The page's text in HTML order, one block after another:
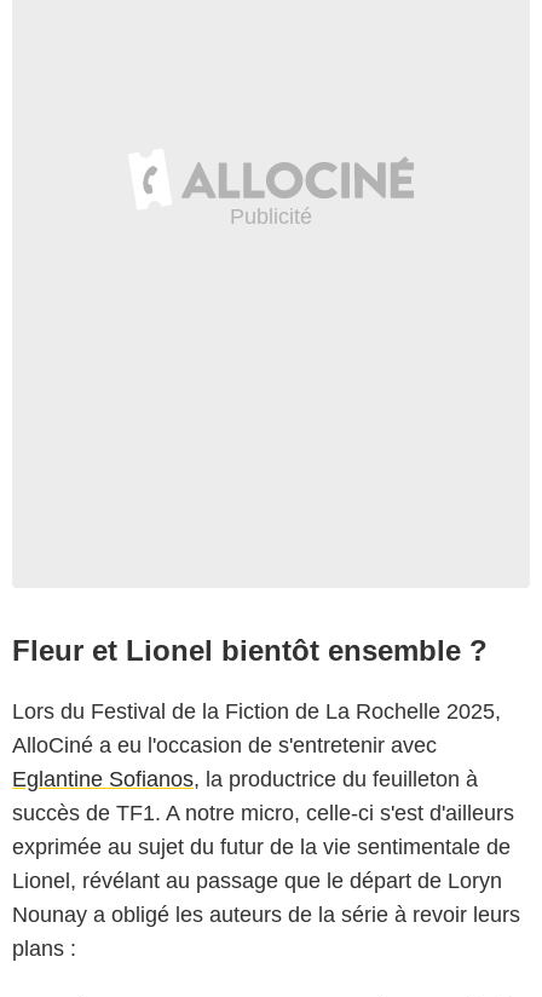
Fleur et Lionel bientôt ensemble ?
Lors du Festival de la Fiction de La Rochelle 2025,
AlloCiné a eu l'occasion de s'entretenir avec
Eglantine Sofianos, la productrice du feuilleton à
succès de TF1. A notre micro, celle-ci s'est d'ailleurs
exprimée au sujet du futur de la vie sentimentale de
Lionel, révélant au passage que le départ de Loryn
Nounay a obligé les auteurs de la série à revoir leurs
plans :